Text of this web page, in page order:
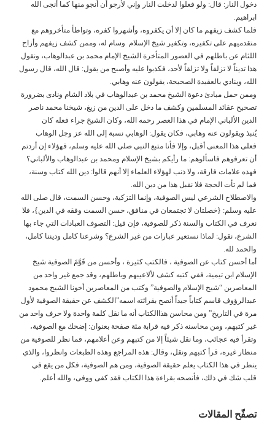
دخول النار: قال: ولو فعلوا لدخلت النار وإني لأرجو أن أنجو منها كما أنجى الله
ابراهيم.
فلما كشف زيفهم ما كان إلا أن يكفروه، وأشهروا كفره، وتواطأ متأخروهم مع
متقدميهم على تكفيره، وتكفير شيخ الإسلام وسام له، وممن كشف زيفهم وأزاح
اللثام عن باطلهم في العصور المتأخرة الشيخ الإمام محمد بن عبدالوهاب، ونقول
هذا تديناً لا تزلفاً ولا تزلقاً لأحد، فكذبوا عليه وأصبح من يقول: قال الله، قال رسول
الله، وينادي بالعقيدة الصحيحة، يقولون عنه وهابي.
وممن حمل مبادئ دعوة الشيخ محمد بن عبدالوهاب في بلاد الشام ونادى بضرورة
تصحيح عقائد المسلمين وكشف ما دخل على الدين من زيغ، شيخنا محمد ناصر
الدين الألباني الإمام في هذا العصر رحمه الله، وكان الشيخ جراء فعله كان
يُنبذ ويقولون عنه وهابي، فكان يقول: الوهابي نسبة إلى الله عز وجل الوهاب
فعلى هذا المعنى أقبل، وإلا فأنا متبع النبي صلى الله عليه وسلم، فهؤلاء إن أردتم
أن تعرفوهم فاسألوهم: ما رأيكم بشيخ الإسلام ومحمد بن عبدالوهاب والألباني؟
فهذه علامات فارقة، ولا ذنب لهؤلاء العلماء إلا أنهم قالوا: دين الله كتاب وسنة،
فما لم تأت الحجة فلا نقبل هذا من دين الله.
والاصطلاح الشرعي ليس الصوفية، وإنما التزكية، وحسن السمت، قال صلى الله
عليه وسلم: {خصلتان لا تجتمعان في منافق، حسن السمت وفقه في الدين}، فلا
نعرف في الكتاب والسنة ذكر للصوفية، فإن قيل: التصوف العبادات التي جاء بها
الشرع، نقول: لماذا نستعير عبارات من غير الشرع؟ وشرعنا كامل وديننا كامل،
والحمد لله.
أما أحسن كتاب عن الصوفية ، فالكتب كثيرة ، وأحسن من قَوَّمَ الصوفية شيخ
الإسلام ابن تيمية، ففي كتبه كشف لألاعيبهم وباطلهم، وقد جمع غير واحد من
المعاصرين “شيخ الإسلام والصوفية” وكتب من المعاصرين أخونا الشيخ محمود
عبدالرؤوف قاسم كتاباً جيداً أنصح بقرائته اسمه”الكشف عن حقيقة الصوفية لأول
مرة في التاريخ” ومن محاسن هذاالكتاب أنه ما نقل كلمة واحدة ولا حرف واحد من
غير كتبهم، ومن محاسنه ذكر فيه قرابة مئة صفحة بعنوان: إضحك مع الصوفية،
وتقرأ فيه عجائب، وما نقل شيئاً إلا من كتبهم وعن أعلامهم، فما نظر للصوفية من
منظار غيره، قرأ كتبهم ونقل، وقال: هذه المراجع وهذه الطبعات وانظروا، والذي
ينظر في هذا الكتاب يعلم حقيقة الصوفية، ومن هم الصوفية، فكل من يقع في
قلب شك في ذلك، فأنصحه بقراءة هذا الكتاب فقد كفى ووفى، والله أعلم.
تصفّح المقالات